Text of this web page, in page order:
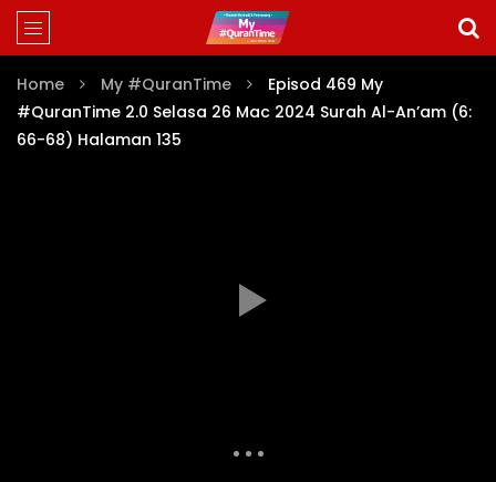
Home My #QuranTime
Episod 469 My
#QuranTime 2.0 Selasa 26 Mac 2024 Surah Al-An’am (6:
66-68) Halaman 135